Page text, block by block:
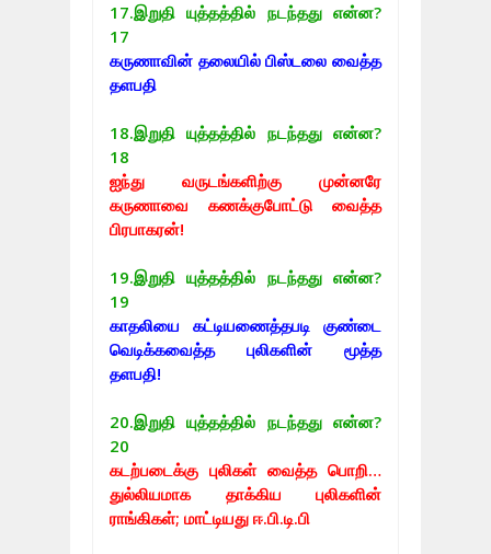
17.இறுதி யுத்தத்தில் நடந்தது என்ன?
17
கருணாவின் தலையில் பிஸ்டலை வைத்த
தளபதி
18.இறுதி யுத்தத்தில் நடந்தது என்ன?
18
ஐந்து வருடங்களிற்கு முன்னரே
கருணாவை கணக்குபோட்டு வைத்த
பிரபாகரன்!
19.இறுதி யுத்தத்தில் நடந்தது என்ன?
19
காதலியை கட்டியணைத்தபடி குண்டை
வெடிக்கவைத்த புலிகளின் மூத்த
தளபதி!
20.இறுதி யுத்தத்தில் நடந்தது என்ன?
20
கடற்படைக்கு புலிகள் வைத்த பொறி…
துல்லியமாக தாக்கிய புலிகளின்
ராங்கிகள்; மாட்டியது ஈ.பி.டி.பி